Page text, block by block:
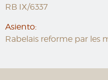
RB IX/6337
Asiento:
Rabelais reforme par les